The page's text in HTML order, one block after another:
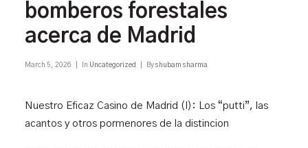
bomberos forestales
acerca de Madrid
March 5, 2026 In Uncategorized By shubam sharma
Nuestro Eficaz Casino de Madrid (I): Los “putti”, las
acantos y otros pormenores de la distincion